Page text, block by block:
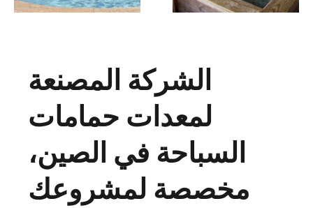
بركة اندسكيب
الشركة المصنعة
لمعدات حمامات
السباحة في الصين،
مخصصة لمشروعك